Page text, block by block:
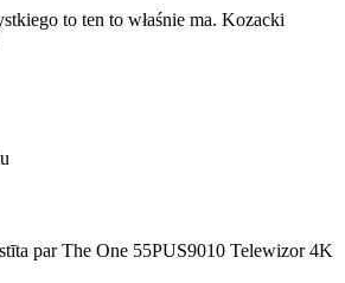
to ten to właśnie ma. Kozacki
par The One 55PUS9010 Telewizor 4K